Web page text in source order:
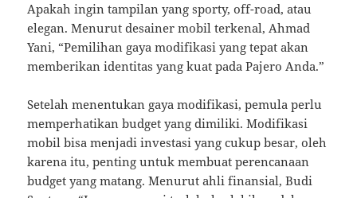
Apakah ingin tampilan yang sporty, off-road, atau
elegan. Menurut desainer mobil terkenal, Ahmad
Yani, “Pemilihan gaya modifikasi yang tepat akan
memberikan identitas yang kuat pada Pajero Anda.”
Setelah menentukan gaya modifikasi, pemula perlu
memperhatikan budget yang dimiliki. Modifikasi
mobil bisa menjadi investasi yang cukup besar, oleh
karena itu, penting untuk membuat perencanaan
budget yang matang. Menurut ahli finansial, Budi